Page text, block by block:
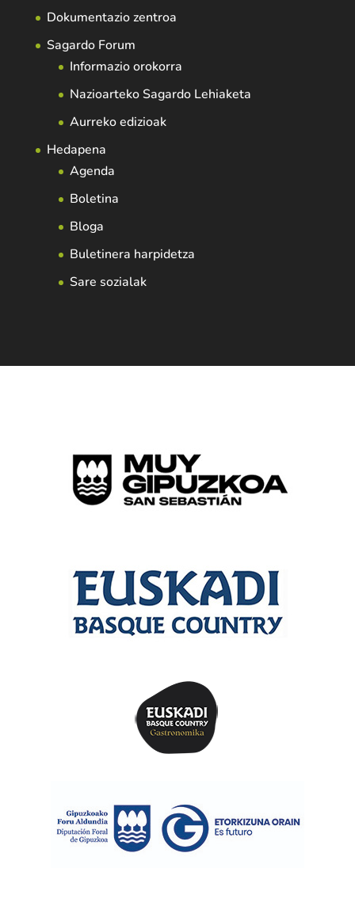
Dokumentazio zentroa
Sagardo Forum
Informazio orokorra
Nazioarteko Sagardo Lehiaketa
Aurreko edizioak
Hedapena
Agenda
Boletina
Bloga
Buletinera harpidetza
Sare sozialak